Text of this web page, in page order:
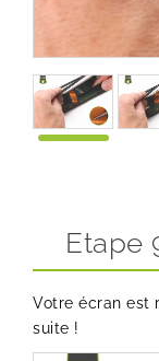
Etape
Votre écran est
suite !